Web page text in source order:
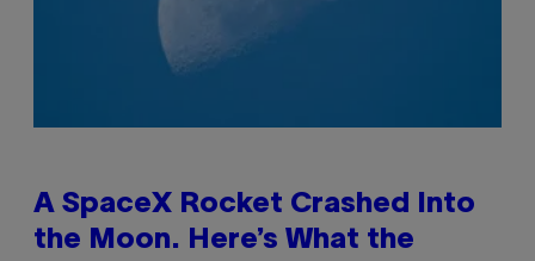
A SpaceX Rocket Crashed Into
the Moon. Here’s What the